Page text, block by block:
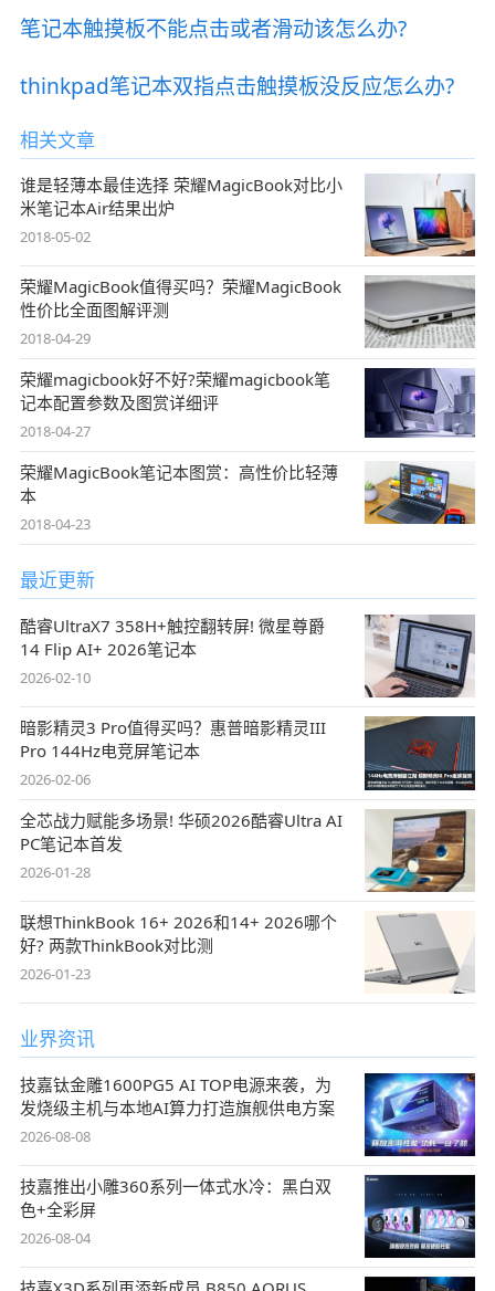
笔记本触摸板不能点击或者滑动该怎么办?
thinkpad笔记本双指点击触摸板没反应怎么办?
相关文章
谁是轻薄本最佳选择 荣耀MagicBook对比小
米笔记本Air结果出炉
2018-05-02
荣耀MagicBook值得买吗？荣耀MagicBook
性价比全面图解评测
2018-04-29
荣耀magicbook好不好?荣耀magicbook笔
记本配置参数及图赏详细评
2018-04-27
荣耀MagicBook笔记本图赏：高性价比轻薄
本
2018-04-23
最近更新
酷睿UltraX7 358H+触控翻转屏! 微星尊爵
14 Flip AI+ 2026笔记本
2026-02-10
暗影精灵3 Pro值得买吗？惠普暗影精灵III
Pro 144Hz电竞屏笔记本
2026-02-06
全芯战力赋能多场景! 华硕2026酷睿Ultra AI
PC笔记本首发
2026-01-28
联想ThinkBook 16+ 2026和14+ 2026哪个
好? 两款ThinkBook对比测
2026-01-23
业界资讯
技嘉钛金雕1600PG5 AI TOP电源来袭，为
发烧级主机与本地AI算力打造旗舰供电方案
2026-08-08
技嘉推出小雕360系列一体式水冷：黑白双
色+全彩屏
2026-08-04